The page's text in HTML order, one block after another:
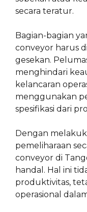
secara teratur.
Bagian-bagian
conveyor harus
gesekan.
menghindari
kelancaran
menggunakan
spesifikasi dari
Dengan
pemeliharaan
conveyor di
handal. Hal ini
produktivitas,
operasional